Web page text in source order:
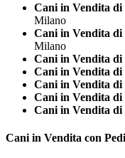
Cani in Vendita di
Milano
Cani in Vendita di
Milano
Cani in Vendita di
Cani in Vendita di
Cani in Vendita di
Cani in Vendita di
Cani in Vendita di
Cani in Vendita con